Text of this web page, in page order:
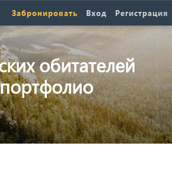
Забронировать Вход Регистрация
обитателей